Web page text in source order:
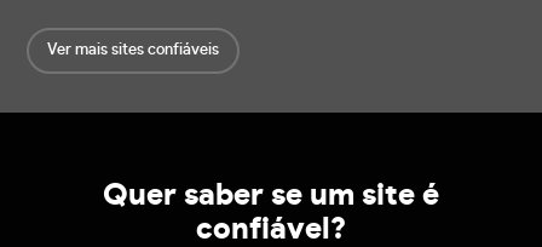
Ver mais sites confiáveis
Quer saber se um site é
confiável?